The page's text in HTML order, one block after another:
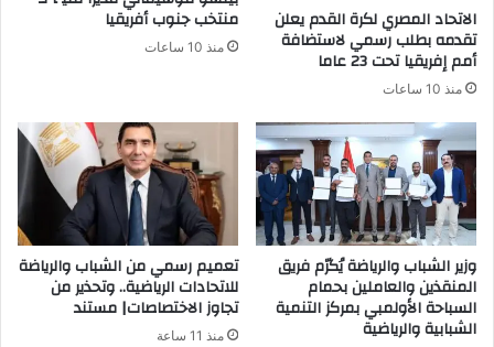
الاتحاد المصري لكرة القدم يعلن
تقدمه بطلب رسمي لاستضافة
أمم إفريقيا تحت 23 عاما
منذ 10 ساعات
منتخب جنوب أفريقيا
منذ 10 ساعات
وزير الشباب والرياضة يُكرّم فريق
المنقذين والعاملين بحمام
السباحة الأولمبي بمركز التنمية
الشبابية والرياضية
تعميم رسمي من الشباب والرياضة
للاتحادات الرياضية.. وتحذير من
تجاوز الاختصاصات| مستند
منذ 11 ساعة